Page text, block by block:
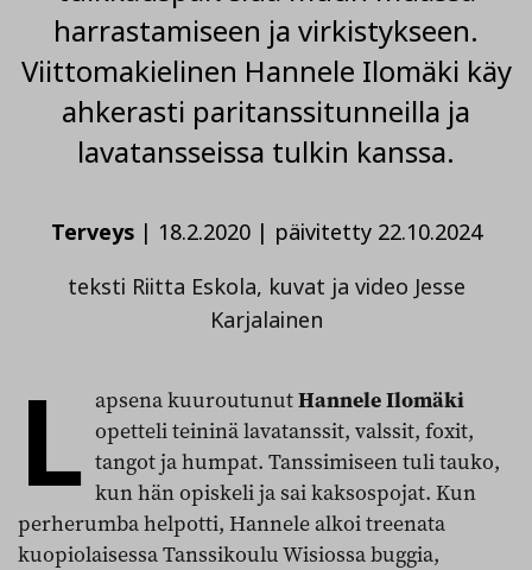
harrastamiseen ja virkistykseen.
Viittomakielinen Hannele Ilomäki käy
ahkerasti paritanssitunneilla ja
lavatansseissa tulkin kanssa.
Terveys | 18.2.2020| päivitetty 22.10.2024
teksti Riitta Eskola, kuvat ja video Jesse
Karjalainen
L apsena kuuroutunutHannele Ilomäki
opetteli teininä lavatanssit, valssit, foxit,
tangot ja humpat. Tanssimiseen tuli tauko,
kun hän opiskeli ja sai kaksospojat. Kun
perherumba helpotti, Hannele alkoi treenata
kuopiolaisessa Tanssikoulu Wisiossa buggia,